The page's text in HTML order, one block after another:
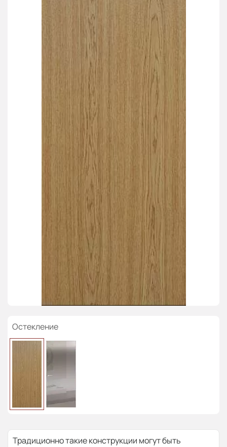
Остекление
Традиционно такие конструкции могут быть